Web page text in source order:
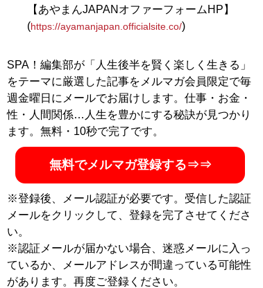
【あやまんJAPANオファーフォームHP】
(https://ayamanjapan.officialsite.co/)
SPA！編集部が「人生後半を賢く楽しく生きる」
をテーマに厳選した記事をメルマガ会員限定で毎
週金曜日にメールでお届けします。仕事・お金・
性・人間関係…人生を豊かにする秘訣が見つかり
ます。無料・10秒で完了です。
無料でメルマガ登録する⇒⇒
※登録後、メール認証が必要です。受信した認証
メールをクリックして、登録を完了させてくださ
い。
※認証メールが届かない場合、迷惑メールに入っ
ているか、メールアドレスが間違っている可能性
があります。再度ご登録ください。